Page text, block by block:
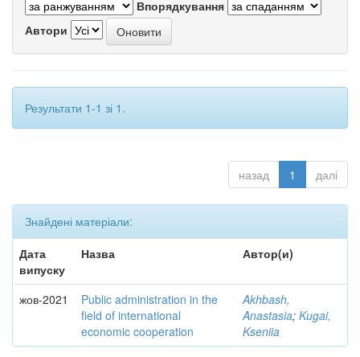
Впорядкування
Автори
Результати 1-1 зі 1.
назад 1 далі
Знайдені матеріали:
Дата
випуску
Назва Автор(и)
жов-2021
Public administration in the
field of international
economic cooperation
Akhbash,
Anastasia; Kugai,
Kseniia